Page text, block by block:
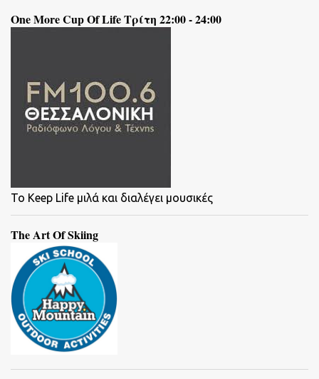
One More Cup Of Life Τρίτη 22:00 - 24:00
To Keep Life μιλά και διαλέγει μουσικές
The Art Of Skiing